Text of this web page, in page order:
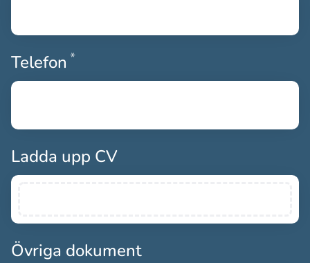
Telefon *Obligatoriskt
Ladda upp CV
Övriga dokument